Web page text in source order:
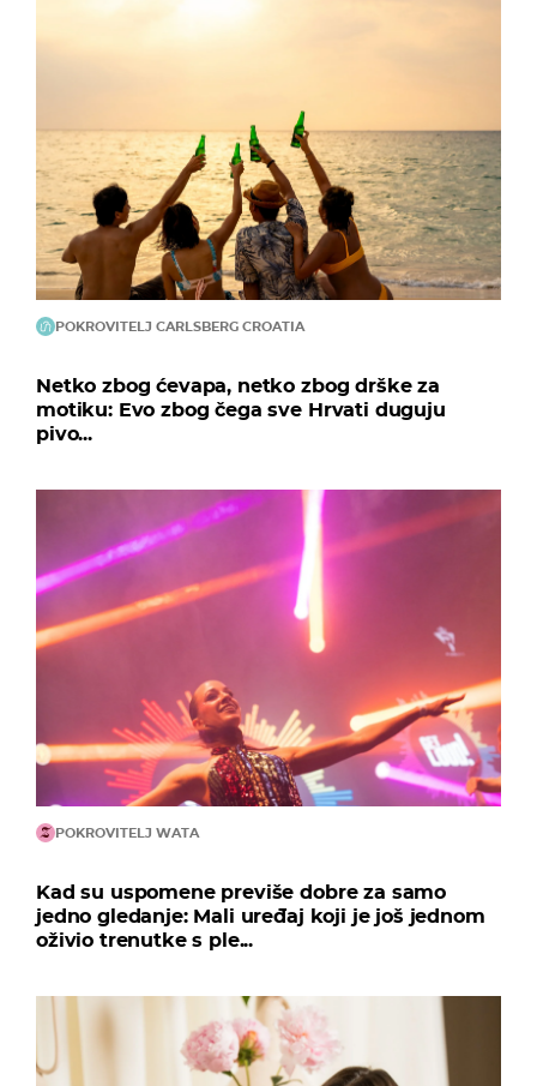
POKROVITELJ CARLSBERG CROATIA
Netko zbog ćevapa, netko zbog drške za
motiku: Evo zbog čega sve Hrvati duguju
pivo...
POKROVITELJ WATA
Kad su uspomene previše dobre za samo
jedno gledanje: Mali uređaj koji je još jednom
oživio trenutke s ple...